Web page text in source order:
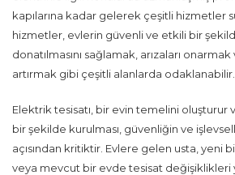
kapılarına kadar gelerek çeşitli hizmetler
hizmetler, evlerin güvenli ve etkili bir
donatılmasını sağlamak, arızaları
artırmak gibi çeşitli alanlarda odaklanabilir.
Elektrik tesisatı, bir evin temelini oluşturur
bir şekilde kurulması, güvenliğin ve
açısından kritiktir. Evlere gelen usta, yeni
veya mevcut bir evde tesisat değişiklikleri